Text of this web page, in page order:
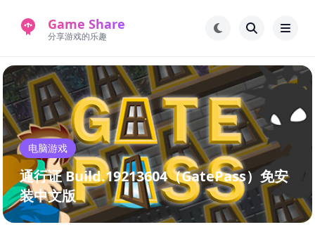
Game Share
分享游戏的乐趣
首页 电脑游戏
手机游戏 常见问题解答
新版游戏站 永久地址
电脑游戏
通行证 Build.19213604（GatePass）免安
装中文版